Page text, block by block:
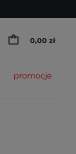
0,00 zł
promocje